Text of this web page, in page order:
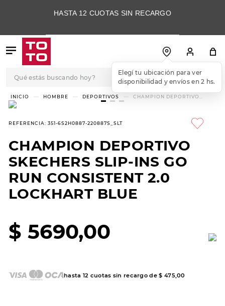
HASTA 12 CUOTAS SIN RECARGO
Elegí tu ubicación para ver
disponibilidad y envíos en 2 hs.
HOMBRE DEPORTIVOS
CHAMPION DEPORTIVO
REFERENCIA: 351-6S2H0887-220887S_SLT
CHAMPION DEPORTIVO
SKECHERS SLIP-INS GO
RUN CONSISTENT 2.0
LOCKHART BLUE
$ 5690,00
hasta 12 cuotas sin recargo de$ 475,00
TÉRMINOS MÁS
BUSCADOS
1.
3.
skechers slip-ins
4.
championes
5
botas mujer
10 . botas dama